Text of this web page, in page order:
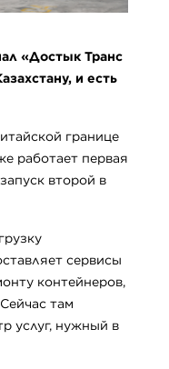
«ДостыкТранс
, и есть
границе
работает первая
второй в
сервисы
контейнеров,
там
услуг, нужный в